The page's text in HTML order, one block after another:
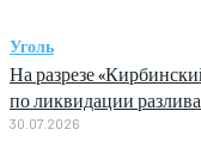
Уголь
На разрезе
по ликвидации
30.07.2026